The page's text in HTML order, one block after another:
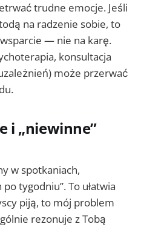
trudne emocje. Jeśli
na radzenie sobie, to
wsparcie — nie na karę.
konsultacja
może przerwać
i „niewinne”
w spotkaniach,
tygodniu”. To ułatwia
piją, to mój problem
rezonuje z Tobą